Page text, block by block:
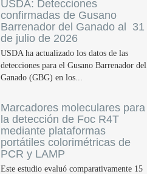
USDA: Detecciones
confirmadas de Gusano
Barrenador del Ganado al 31
de julio de 2026
USDA ha actualizado los datos de las
detecciones para el Gusano Barrenador del
Ganado (GBG) en los...
Marcadores moleculares para
la detección de Foc R4T
mediante plataformas
portátiles colorimétricas de
PCR y LAMP
Este estudio evaluó comparativamente 15